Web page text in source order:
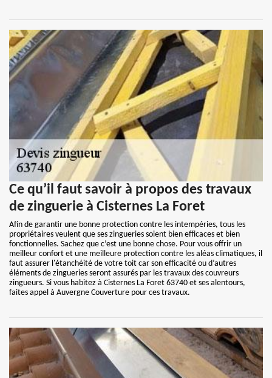
Ce qu’il faut savoir à propos des travaux
de zinguerie à Cisternes La Foret
Afin de garantir une bonne protection contre les intempéries, tous les
propriétaires veulent que ses zingueries soient bien efficaces et bien
fonctionnelles. Sachez que c’est une bonne chose. Pour vous offrir un
meilleur confort et une meilleure protection contre les aléas climatiques, il
faut assurer l'étanchéité de votre toit car son efficacité ou d’autres
éléments de zingueries seront assurés par les travaux des couvreurs
zingueurs. Si vous habitez à Cisternes La Foret 63740 et ses alentours,
faites appel à Auvergne Couverture pour ces travaux.